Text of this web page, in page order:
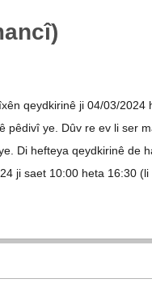
qeyd­ki­rinê ji 04/​​03/​​
pêdivî ye. Dûv re ev li ser
Di hef­teya qeyd­ki­rinê de
ji saet 10:00 heta 16:30